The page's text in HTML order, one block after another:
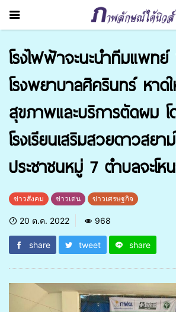
โรงไฟฟ้าจะนะ​นำทีมแพท
โรงพยาบาลศิครินทร์​ หา
สุขภาพ​และบริการตัดผม​ โ
โรงเรียนเสริมสวยดาวสยา
ประชาชนหมู่​ 7​ ตำบลจะโห
ข่าวสังคม ข่าวเด่น ข่าวเศรษฐกิจ
20 ต.ค. 2022 968
share tweet share